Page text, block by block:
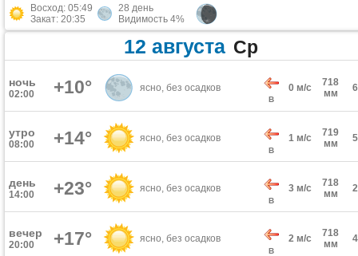
Восход: 05:49
Закат: 20:35
28 день
Видимость 4%
12 августа Ср
ночь
02:00 +10° ясно, без осадков
В
0 м/с
718
мм
утро
08:00 +14° ясно, без осадков
В
1 м/с
719
мм
день
14:00 +23° ясно, без осадков
В
3 м/с
718
мм
вечер
20:00 +17° ясно, без осадков
В
2 м/с
718
мм